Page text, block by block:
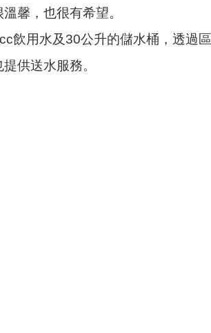
馨，也很有希望。
用水及30公升的儲水桶，透過區
供送水服務。